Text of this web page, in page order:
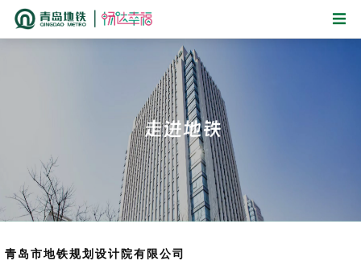
青岛市地铁规划设计院有限公司